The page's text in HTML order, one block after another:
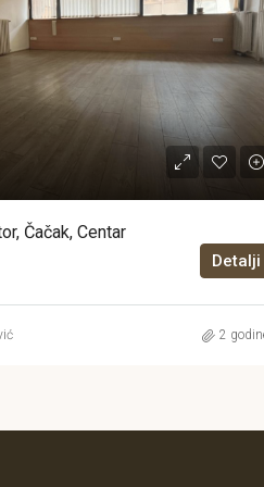
Čačak, Centar
Detalji
2